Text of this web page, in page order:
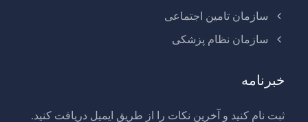
سازمان تامین اجتماعی
سازمان نظام پزشکی
خبرنامه
ثبت نام کنید و آخرین نکات را از طریق ایمیل دریافت کنید.